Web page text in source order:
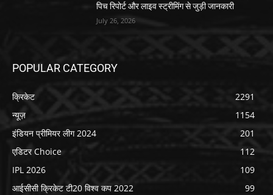
पिच रिपोर्ट और लाइव स्ट्रीमिंग से जुड़ी जानकारी
July 26, 2026
POPULAR CATEGORY
क्रिकेट
2291
न्यूज़
1154
इंडियन प्रीमियर लीग 2024
201
एडिटर Choice
112
IPL 2026
109
आईसीसी क्रिकेट टी20 विश्व कप 2022
99